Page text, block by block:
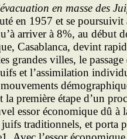
en masse des
en 1957 et se poursuivit
arriver à 8%, au début
Casablanca, devint
grandes villes, le
et l’assimilation
la première étape d’un
essor économique dû à
juifs traditionnels, et porta